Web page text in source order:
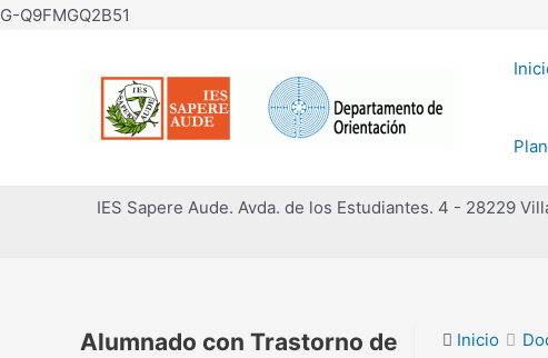
Ir
G-Q9FMGQ2B51
IES Sapere Aude. Avda. de los Estudiantes. 4 - 28229
Alumnado con Trastorno de
Inicio